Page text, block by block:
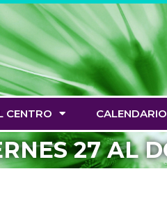
CENTRO CALENDARIO
27 AL